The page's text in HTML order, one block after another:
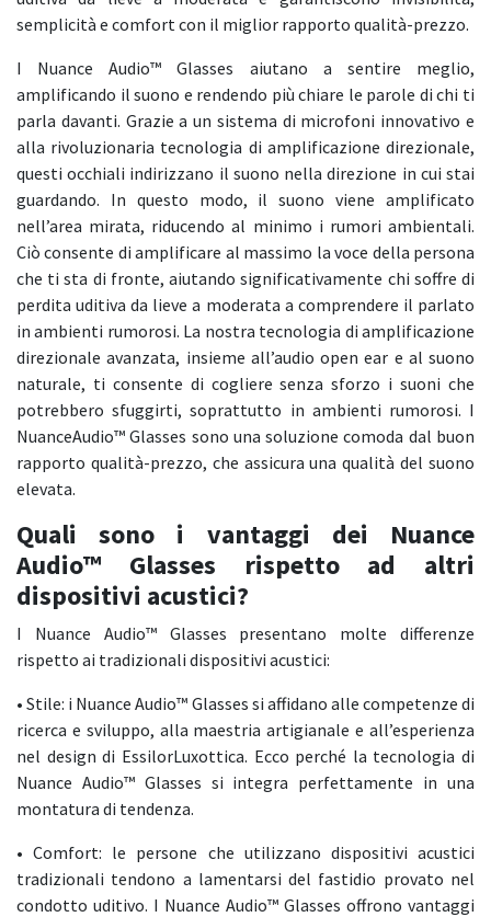
semplicità e comfort con il miglior rapporto qualità-prezzo.
I Nuance Audio™ Glasses aiutano a sentire meglio,
amplificando il suono e rendendo più chiare le parole di chi ti
parla davanti. Grazie a un sistema di microfoni innovativo e
alla rivoluzionaria tecnologia di amplificazione direzionale,
questi occhiali indirizzano il suono nella direzione in cui stai
guardando. In questo modo, il suono viene amplificato
nell’area mirata, riducendo al minimo i rumori ambientali.
Ciò consente di amplificare al massimo la voce della persona
che ti sta di fronte, aiutando significativamente chi soffre di
perdita uditiva da lieve a moderata a comprendere il parlato
in ambienti rumorosi. La nostra tecnologia di amplificazione
direzionale avanzata, insieme all’audio open ear e al suono
naturale, ti consente di cogliere senza sforzo i suoni che
potrebbero sfuggirti, soprattutto in ambienti rumorosi. I
NuanceAudio™ Glasses sono una soluzione comoda dal buon
rapporto qualità-prezzo, che assicura una qualità del suono
elevata.
Quali sono i vantaggi dei Nuance
Audio™ Glasses rispetto ad altri
dispositivi acustici?
I Nuance Audio™ Glasses presentano molte differenze
rispetto ai tradizionali dispositivi acustici:
• Stile: i Nuance Audio™ Glasses si affidano alle competenze di
ricerca e sviluppo, alla maestria artigianale e all’esperienza
nel design di EssilorLuxottica. Ecco perché la tecnologia di
Nuance Audio™ Glasses si integra perfettamente in una
montatura di tendenza.
• Comfort: le persone che utilizzano dispositivi acustici
tradizionali tendono a lamentarsi del fastidio provato nel
condotto uditivo. I Nuance Audio™ Glasses offrono vantaggi